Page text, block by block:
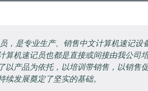
，是专业生产、销售中文计算机速记设
机速记员也都是直接或间接由我公司培
产品为依托，以培训带销售，以销售
发展奠定了坚实的基础。